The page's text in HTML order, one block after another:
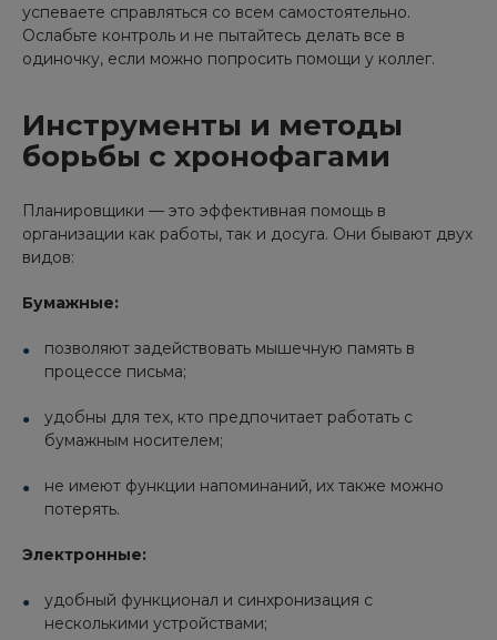
успеваете справляться со всем самостоятельно.
Ослабьте контроль и не пытайтесь делать все в
одиночку, если можно попросить помощи у коллег.
Инструменты и методы
борьбы с хронофагами
Планировщики — это эффективная помощь в
организации как работы, так и досуга. Они бывают двух
видов:
Бумажные:
позволяют задействовать мышечную память в
процессе письма;
удобны для тех, кто предпочитает работать с
бумажным носителем;
не имеют функции напоминаний, их также можно
потерять.
Электронные:
удобный функционал и синхронизация с
несколькими устройствами;